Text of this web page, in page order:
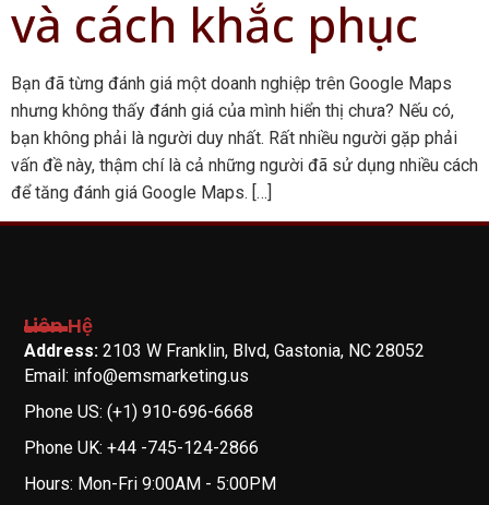
và cách khắc phục
Bạn đã từng đánh giá một doanh nghiệp trên Google Maps
nhưng không thấy đánh giá của mình hiển thị chưa? Nếu có,
bạn không phải là người duy nhất. Rất nhiều người gặp phải
vấn đề này, thậm chí là cả những người đã sử dụng nhiều cách
để tăng đánh giá Google Maps. […]
Liên Hệ
Address: 2103 W Franklin, Blvd, Gastonia, NC 28052
Email: info@emsmarketing.us
Phone US: (+1) 910-696-6668
Phone UK: +44 -745-124-2866
Hours: Mon-Fri 9:00AM - 5:00PM